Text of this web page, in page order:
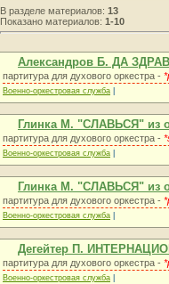
В разделе материалов: 13
Показано материалов: 1-10
Александров Б. ДА
партитура для духового оркестра -
Военно-оркестровая служба
Глинка М. "СЛАВЬСЯ" из
партитура для духового оркестра -
Военно-оркестровая служба
Глинка М. "СЛАВЬСЯ" из
партитура для духового оркестра -
Военно-оркестровая служба
Дегейтер П.
партитура для духового оркестра -
Военно-оркестровая служба